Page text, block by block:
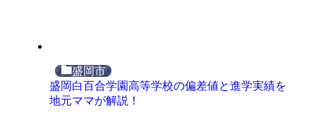
盛岡市
盛岡白百合学園高等学校の偏差値と進学実績を
地元ママが解説！